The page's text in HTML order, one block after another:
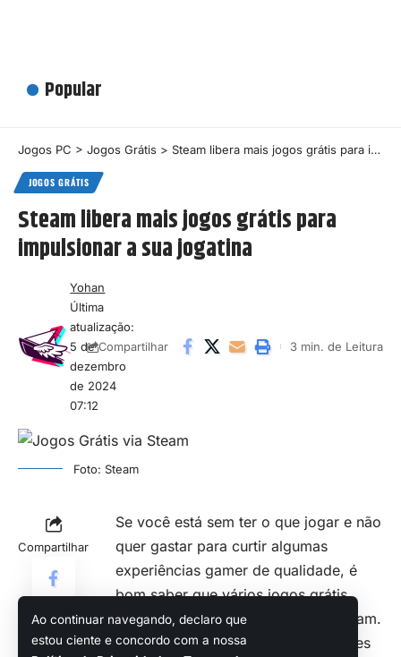
Ao continuar navegando, declaro que
estou ciente e concordo com a nossa
Popular
Jogos PC > Jogos Grátis > Steam libera mais jogos grátis para impulsionar a sua jogatina
JOGOS GRÁTIS
Steam libera mais jogos grátis para
impulsionar a sua jogatina
Última
atualização:
5 de
dezembro
de 2024
07:12
Yohan
Compartilhar 3 min. de Leitura
Foto: Steam
Compartilhar
Se você está sem ter o que jogar e não
quer gastar para curtir algumas
experiências gamer de qualidade, é
bom saber que váriosjogos grátis
continuam sendo publicados na Steam.
E sim, em muitos casos, esses games